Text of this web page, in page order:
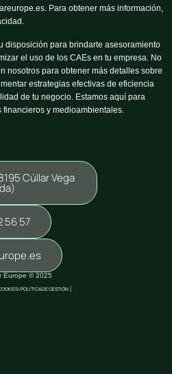
Para obtener más información,
disposición para brindarte asesoramiento
el uso de los CAEs en tu empresa. No
nosotros para obtener más detalles sobre
estrategias efectivas de eficiencia
de tu negocio. Estamos aquí para
y medioambientales.
Cúllar Vega
56 57
Europe © 2025
|POLÍTICA DE GESTIÓN